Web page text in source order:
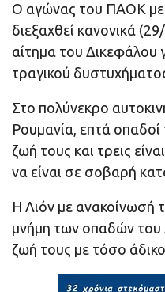
Ο αγώνας του ΠΑΟΚ με
διεξαχθεί κανονικά
αίτημα του Δικεφάλου
τραγικού
Στο πολύνεκρο
Ρουμανία, επτά
ζωή τους και τρεις
να είναι σε σοβαρή
Η Λιόν με ανακοίνωσή
μνήμη των οπαδών του
ζωή τους με τόσο